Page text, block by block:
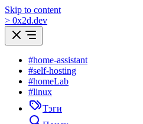
Skip to content
> 0x2d.dev
#home-assistant
#self-hosting
#homeLab
#linux
Тэги